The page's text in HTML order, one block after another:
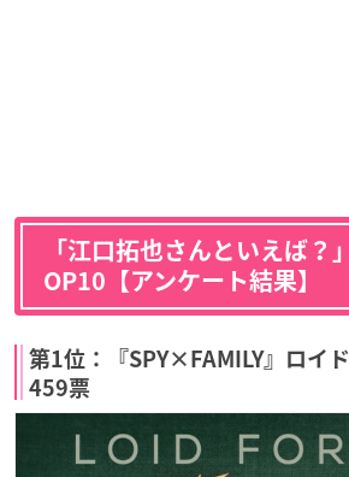
「江口拓也さんといえば？
OP10【アンケート結果】
第1位：『SPY×FAMILY』ロイ
459票